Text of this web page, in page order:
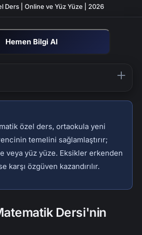
Ders | Online ve Yüz Yüze | 2026
Hemen Bilgi Al
Dersi'nin Önemi
Sürecidir, 5. Sınıf Ana
Sınıf Konu Anlatımı
Başlamanın Gücü
Geçişte Yaşanan Sıkıntılar
Nasıl İşleniyor?
Müfredatının Önemli Konuları
Özel Ders Alınmalı?
özel ders, ortaokula yeni
temelini sağlamlaştırır;
veya yüz yüze. Eksikler erkenden
karşı özgüven kazandırılır.
Dersi'nin